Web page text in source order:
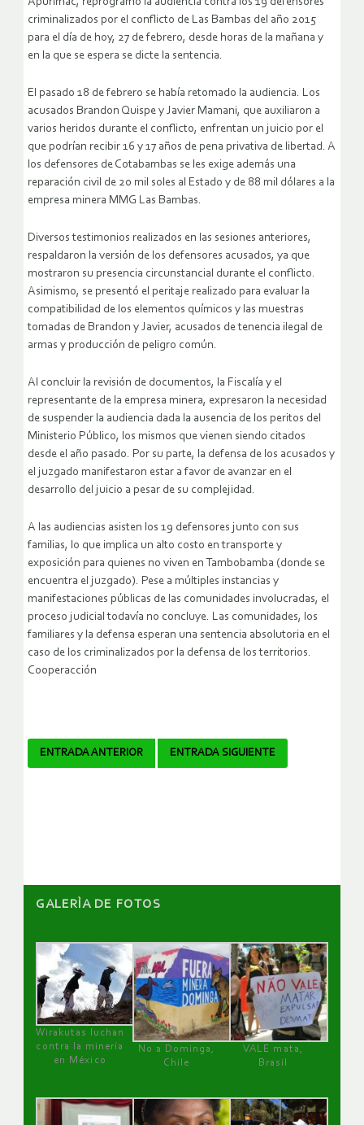
criminalizados por el conflicto de Las Bambas del año 2015
para el día de hoy, 27 de febrero, desde horas de la mañana y
en la que se espera se dicte la sentencia.
El pasado 18 de febrero se había retomado la audiencia. Los
acusados Brandon Quispe y Javier Mamani, que auxiliaron a
varios heridos durante el conflicto, enfrentan un juicio por el
que podrían recibir 16 y 17 años de pena privativa de libertad. A
los defensores de Cotabambas se les exige además una
reparación civil de 20 mil soles al Estado y de 88 mil dólares a la
empresa minera MMG Las Bambas.
Diversos testimonios realizados en las sesiones anteriores,
respaldaron la versión de los defensores acusados, ya que
mostraron su presencia circunstancial durante el conflicto.
Asimismo, se presentó el peritaje realizado para evaluar la
compatibilidad de los elementos químicos y las muestras
tomadas de Brandon y Javier, acusados de tenencia ilegal de
armas y producción de peligro común.
Al concluir la revisión de documentos, la Fiscalía y el
representante de la empresa minera, expresaron la necesidad
de suspender la audiencia dada la ausencia de los peritos del
Ministerio Público, los mismos que vienen siendo citados
desde el año pasado. Por su parte, la defensa de los acusados y
el juzgado manifestaron estar a favor de avanzar en el
desarrollo del juicio a pesar de su complejidad.
A las audiencias asisten los 19 defensores junto con sus
familias, lo que implica un alto costo en transporte y
exposición para quienes no viven en Tambobamba (donde se
encuentra el juzgado). Pese a múltiples instancias y
manifestaciones públicas de las comunidades involucradas, el
proceso judicial todavía no concluye. Las comunidades, los
familiares y la defensa esperan una sentencia absolutoria en el
caso de los criminalizados por la defensa de los territorios.
Cooperacción
Navegador
ENTRADA ANTERIOR ENTRADA SIGUIENTE
GALERÌA DE FOTOS
Wirakutas luchan
contra la minería
en México
No a Dominga,
Chile
VALE mata,
Brasil